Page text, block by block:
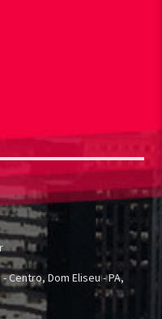
Centro, Dom Eliseu - PA,